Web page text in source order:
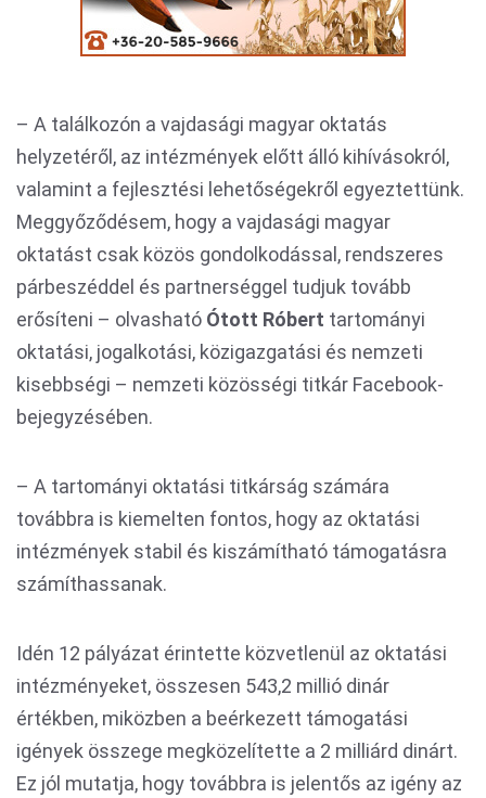
– A találkozón a vajdasági magyar oktatás
helyzetéről, az intézmények előtt álló kihívásokról,
valamint a fejlesztési lehetőségekről egyeztettünk.
Meggyőződésem, hogy a vajdasági magyar
oktatást csak közös gondolkodással, rendszeres
párbeszéddel és partnerséggel tudjuk tovább
erősíteni – olvasható Ótott Róbert tartományi
oktatási, jogalkotási, közigazgatási és nemzeti
kisebbségi – nemzeti közösségi titkár Facebook-
bejegyzésében.
– A tartományi oktatási titkárság számára
továbbra is kiemelten fontos, hogy az oktatási
intézmények stabil és kiszámítható támogatásra
számíthassanak.
Idén 12 pályázat érintette közvetlenül az oktatási
intézményeket, összesen 543,2 millió dinár
értékben, miközben a beérkezett támogatási
igények összege megközelítette a 2 milliárd dinárt.
Ez jól mutatja, hogy továbbra is jelentős az igény az